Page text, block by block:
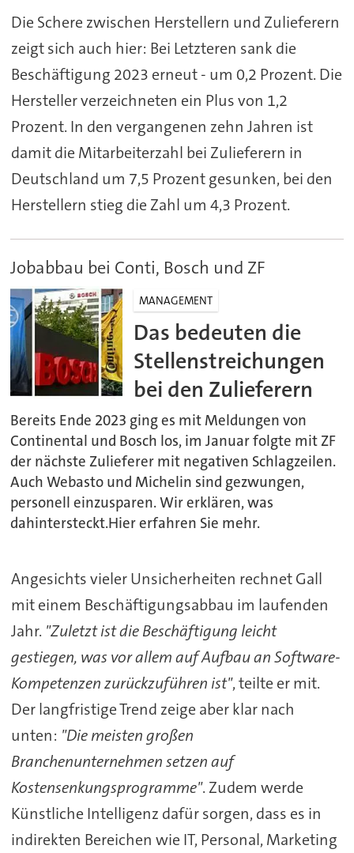
Die Schere zwischen Herstellern und Zulieferern
zeigt sich auch hier: Bei Letzteren sank die
Beschäftigung 2023 erneut - um 0,2 Prozent. Die
Hersteller verzeichneten ein Plus von 1,2
Prozent. In den vergangenen zehn Jahren ist
damit die Mitarbeiterzahl bei Zulieferern in
Deutschland um 7,5 Prozent gesunken, bei den
Herstellern stieg die Zahl um 4,3 Prozent.
Jobabbau bei Conti, Bosch und ZF
MANAGEMENT
Das bedeuten die
Stellenstreichungen
bei den Zulieferern
Bereits Ende 2023 ging es mit Meldungen von
Continental und Bosch los, im Januar folgte mit ZF
der nächste Zulieferer mit negativen Schlagzeilen.
Auch Webasto und Michelin sind gezwungen,
personell einzusparen. Wir erklären, was
dahintersteckt.Hier erfahren Sie mehr.
Angesichts vieler Unsicherheiten rechnet Gall
mit einem Beschäftigungsabbau im laufenden
Jahr. "Zuletzt ist die Beschäftigung leicht
gestiegen, was vor allem auf Aufbau an Software-
Kompetenzen zurückzuführen ist", teilte er mit.
Der langfristige Trend zeige aber klar nach
unten: "Die meisten großen
Branchenunternehmen setzen auf
Kostensenkungsprogramme". Zudem werde
Künstliche Intelligenz dafür sorgen, dass es in
indirekten Bereichen wie IT, Personal, Marketing